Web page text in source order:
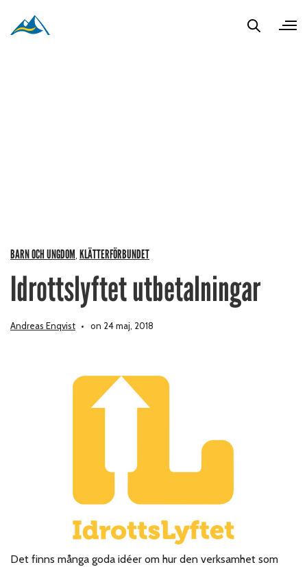
BARN OCH UNGDOM, KLÄTTERFÖRBUNDET
Idrottslyftet utbetalningar
Andreas Enqvist on 24 maj, 2018
Det finns många goda idéer om hur den verksamhet som